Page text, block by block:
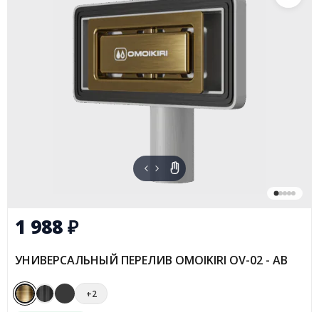
1 988₽
УНИВЕРСАЛЬНЫЙ ПЕРЕЛИВ OMOIKIRI OV-02 - AB
+2